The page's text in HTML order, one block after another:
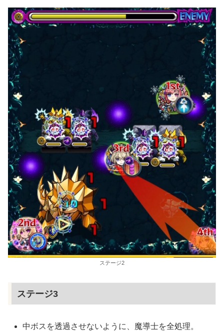
ステージ2
ステージ3
中ボスを透過させないように、魔導士を全処理。